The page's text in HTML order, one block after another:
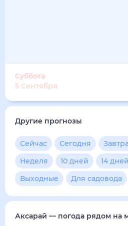
Суббота
5 Сентября
Другие прогнозы
Сейчас Сегодня Завтра
Неделя
10 дней 14 дней
Выходные
Для садовода
Аксарай — погода рядом на